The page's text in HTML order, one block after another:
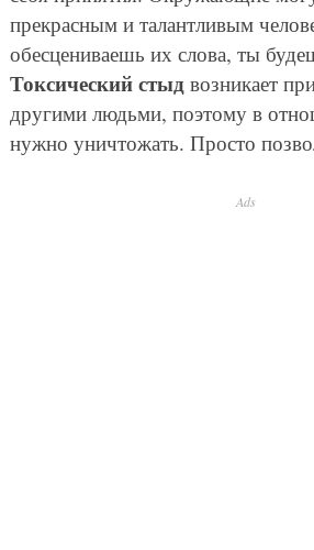
прекрасным и талантливым
обесцениваешь их слова, ты
Токсический стыдвозникает
другими людьми, поэтому в
нужно уничтожать. Просто
Ads